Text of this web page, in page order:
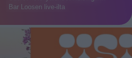
Bar Loosen live-ilta